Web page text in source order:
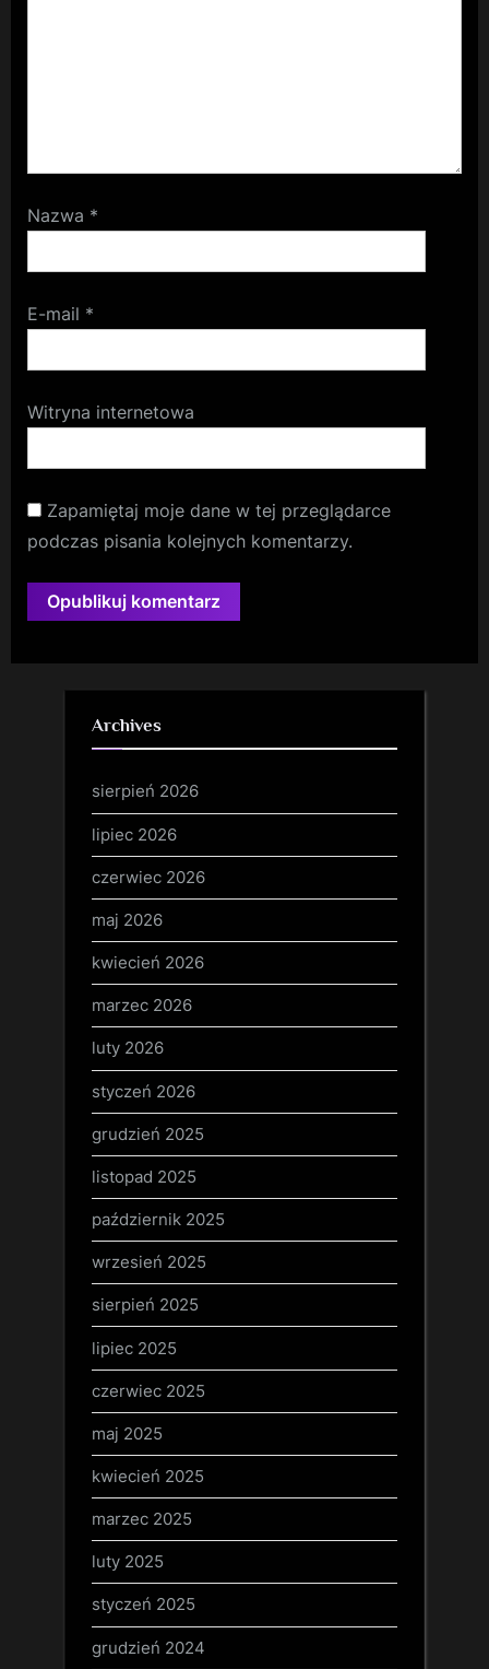
Nazwa *
E-mail *
Witryna internetowa
Zapamiętaj moje dane w tej przeglądarce
podczas pisania kolejnych komentarzy.
Archives
sierpień 2026
lipiec 2026
czerwiec 2026
maj 2026
kwiecień 2026
marzec 2026
luty 2026
styczeń 2026
grudzień 2025
listopad 2025
październik 2025
wrzesień 2025
sierpień 2025
lipiec 2025
czerwiec 2025
maj 2025
kwiecień 2025
marzec 2025
luty 2025
styczeń 2025
grudzień 2024